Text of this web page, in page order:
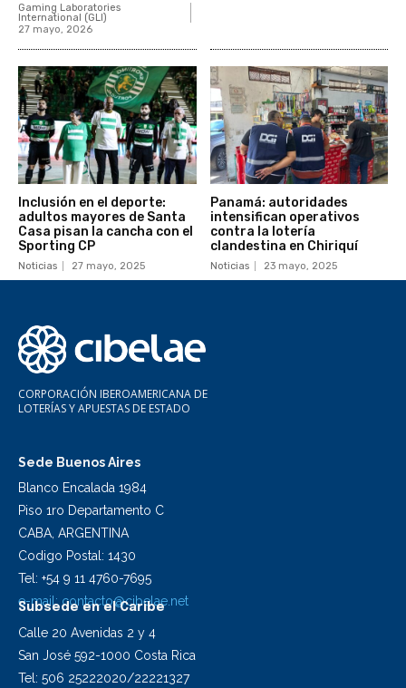
Gaming Laboratories
International (GLI)
27 mayo, 2026
Inclusión en el deporte:
adultos mayores de Santa
Casa pisan la cancha con el
Sporting CP
Noticias 27 mayo, 2025
Panamá: autoridades
intensifican operativos
contra la lotería
clandestina en Chiriquí
Noticias 23 mayo, 2025
CORPORACIÓN IBEROAMERICANA DE
LOTERÍAS Y APUESTAS DE ESTADO
Sede Buenos Aires
Blanco Encalada 1984
Piso 1ro Departamento C
CABA, ARGENTINA
Codigo Postal: 1430
Tel: +54 9 11 4760-7695
e-mail: contacto@cibelae.net
Subsede en el Caribe
Calle 20 Avenidas 2 y 4
San José 592-1000 Costa Rica
Tel: 506 25222020/22221327